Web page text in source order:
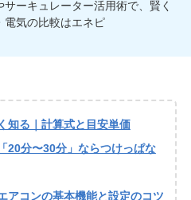
ーキュレーター活用術で、賢く
電気の比較はエネピ
知る｜計算式と目安単価
20分〜30分」ならつけっぱな
アコンの基本機能と設定のコツ